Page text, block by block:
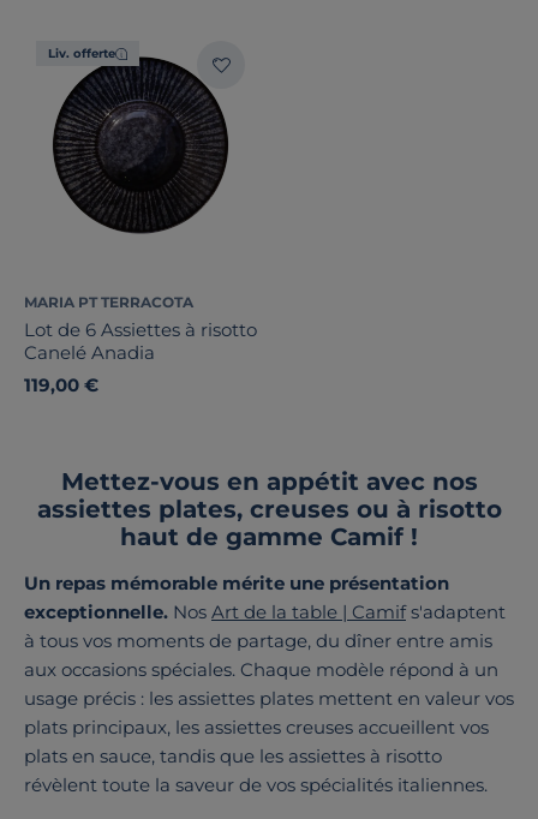
Liv. offerte
MARIA PT TERRACOTA
Lot de 6 Assiettes à risotto
Canelé Anadia
119,00 €
Mettez-vous en appétit avec nos
assiettes plates, creuses ou à risotto
haut de gamme Camif !
Un repas mémorable mérite une présentation
exceptionnelle. Nos Art de la table | Camifs'adaptent
à tous vos moments de partage, du dîner entre amis
aux occasions spéciales. Chaque modèle répond à un
usage précis : les assiettes plates mettent en valeur vos
plats principaux, les assiettes creuses accueillent vos
plats en sauce, tandis que les assiettes à risotto
révèlent toute la saveur de vos spécialités italiennes.